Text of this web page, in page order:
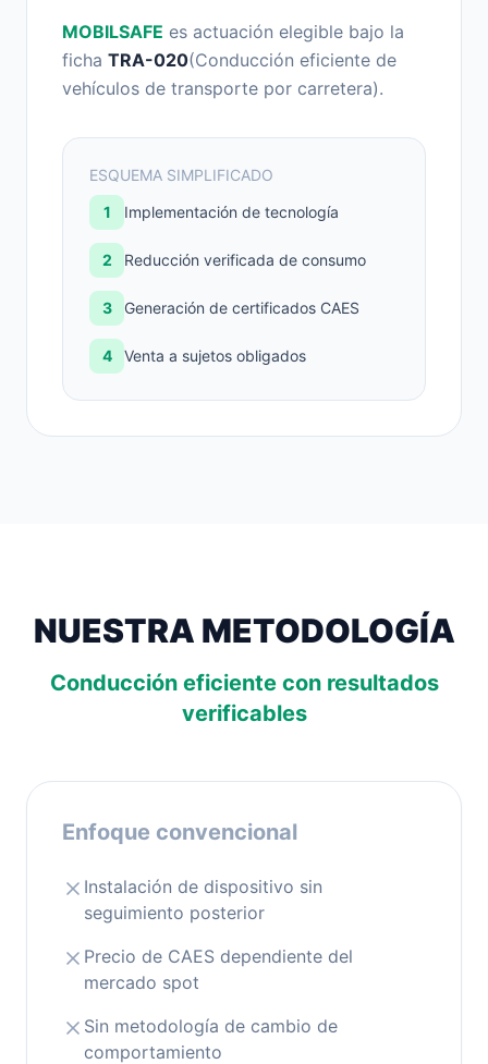
MOBILSAFE es actuación elegible bajo la
ficha TRA-020(Conducción eficiente de
vehículos de transporte por carretera).
ESQUEMA SIMPLIFICADO
1
Implementación de tecnología
2 Reducción verificada de consumo
3 Generación de certificados CAES
4 Venta a sujetos obligados
NUESTRA METODOLOGÍA
Conducción eficiente con resultados
verificables
Enfoque convencional
Instalación de dispositivo sin
seguimiento posterior
Precio de CAES dependiente del
mercado spot
Sin metodología de cambio de
comportamiento